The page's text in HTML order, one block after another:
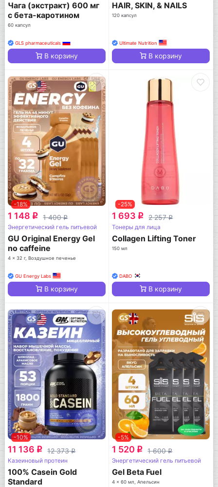
Чага (экстракт) 600 мг
с бета-каротином
60 капсул
GLS pharmaceuticals
В корзину
HAIR, SKIN, & NAILS
120 капсул
Ultimate Nutrition
В корзину
-18%
1 148 q 1 400q
Энергетический гель питьевой
GU Original Energy Gel
no caffeine
4 x 32 г, Воздушное печенье
GU Energy Labs
В корзину
-25%
1 693 q 2 257q
Тонеры для лица
Collagen Lifting Toner
150 мл
DABO
В корзину
-10%
11 136 q 12 373q
Казеиновый протеин
100% Casein Gold
Standard
-5%
1 520 q 1 600q
Энергетический гель питьевой
Gel Beta Fuel
4 x 60 мл, Апельсин